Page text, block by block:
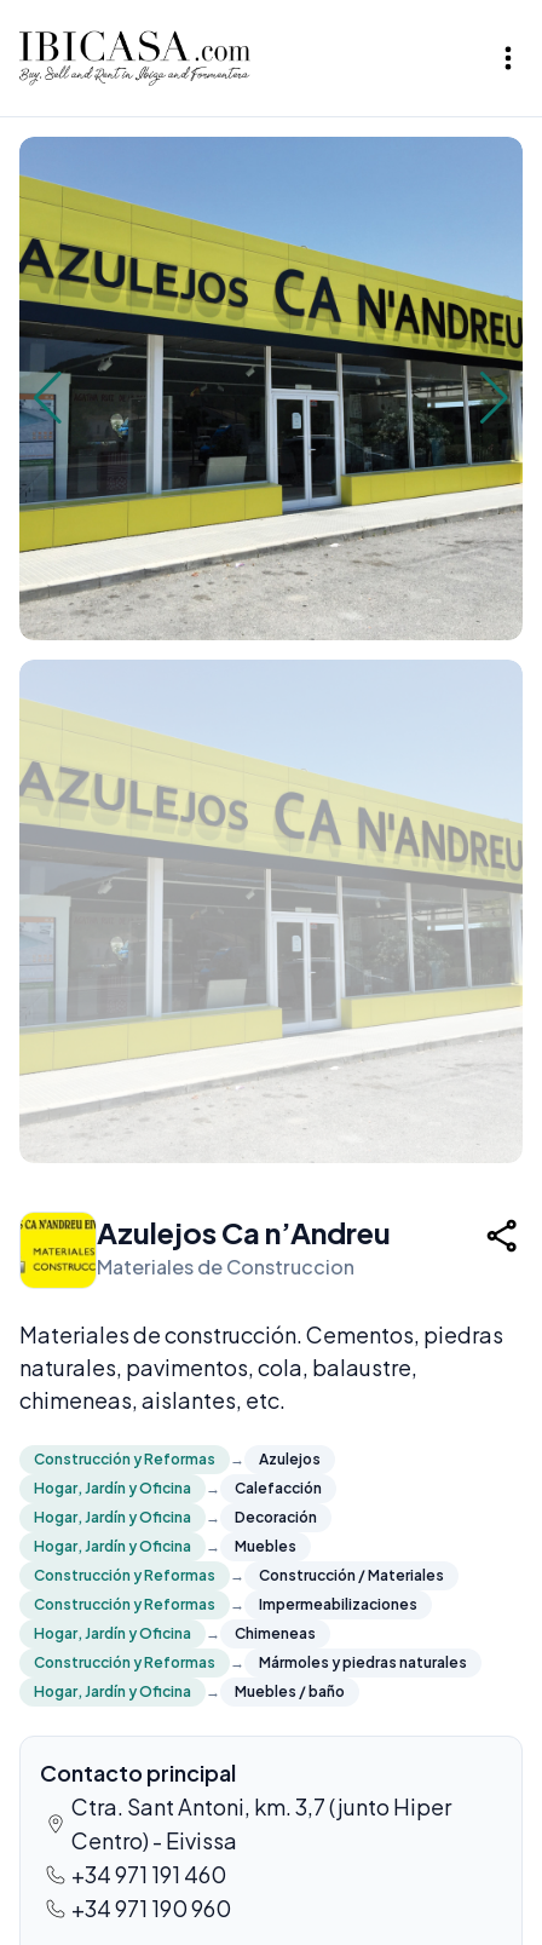
Azulejos Ca n’Andreu
Materiales de Construccion
Materiales de construcción. Cementos, piedras
naturales, pavimentos, cola, balaustre,
chimeneas, aislantes, etc.
Construcción y Reformas →
Azulejos
Hogar, Jardín y Oficina
→
Calefacción
Hogar, Jardín y Oficina
→
Decoración
Hogar, Jardín y Oficina
→
Muebles
Construcción y Reformas
→
Construcción / Materiales
Construcción y Reformas
→
Impermeabilizaciones
Hogar, Jardín y Oficina
→
Chimeneas
Construcción y Reformas
→
Mármoles y piedras naturales
Hogar, Jardín y Oficina
→ Muebles / baño
Contacto principal
Ctra. Sant Antoni, km. 3,7 (junto Hiper
Centro) - Eivissa
+34 971 191 460
+34 971 190 960